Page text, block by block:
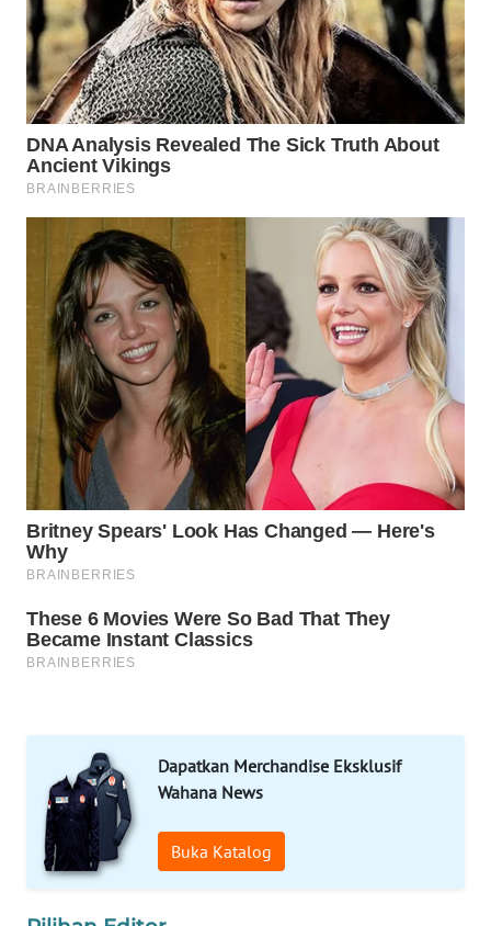
Dapatkan Merchandise Eksklusif
Wahana News
Buka Katalog
WAHANA
Wahana
Network
KONSUMEN
LISTRIK
MASYARAKAT
KELISTRIKAN
WALINKI
ID
MAWAKA
ID
MARTABAT
NET
PLN
WATCH
MKLI
KOPEKLIN
PORTAL
KONSUMEN